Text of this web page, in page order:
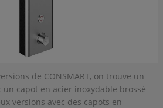
de CONSMART, on trouve un
un capot en acier inoxydable brossé
versions avec des capots en